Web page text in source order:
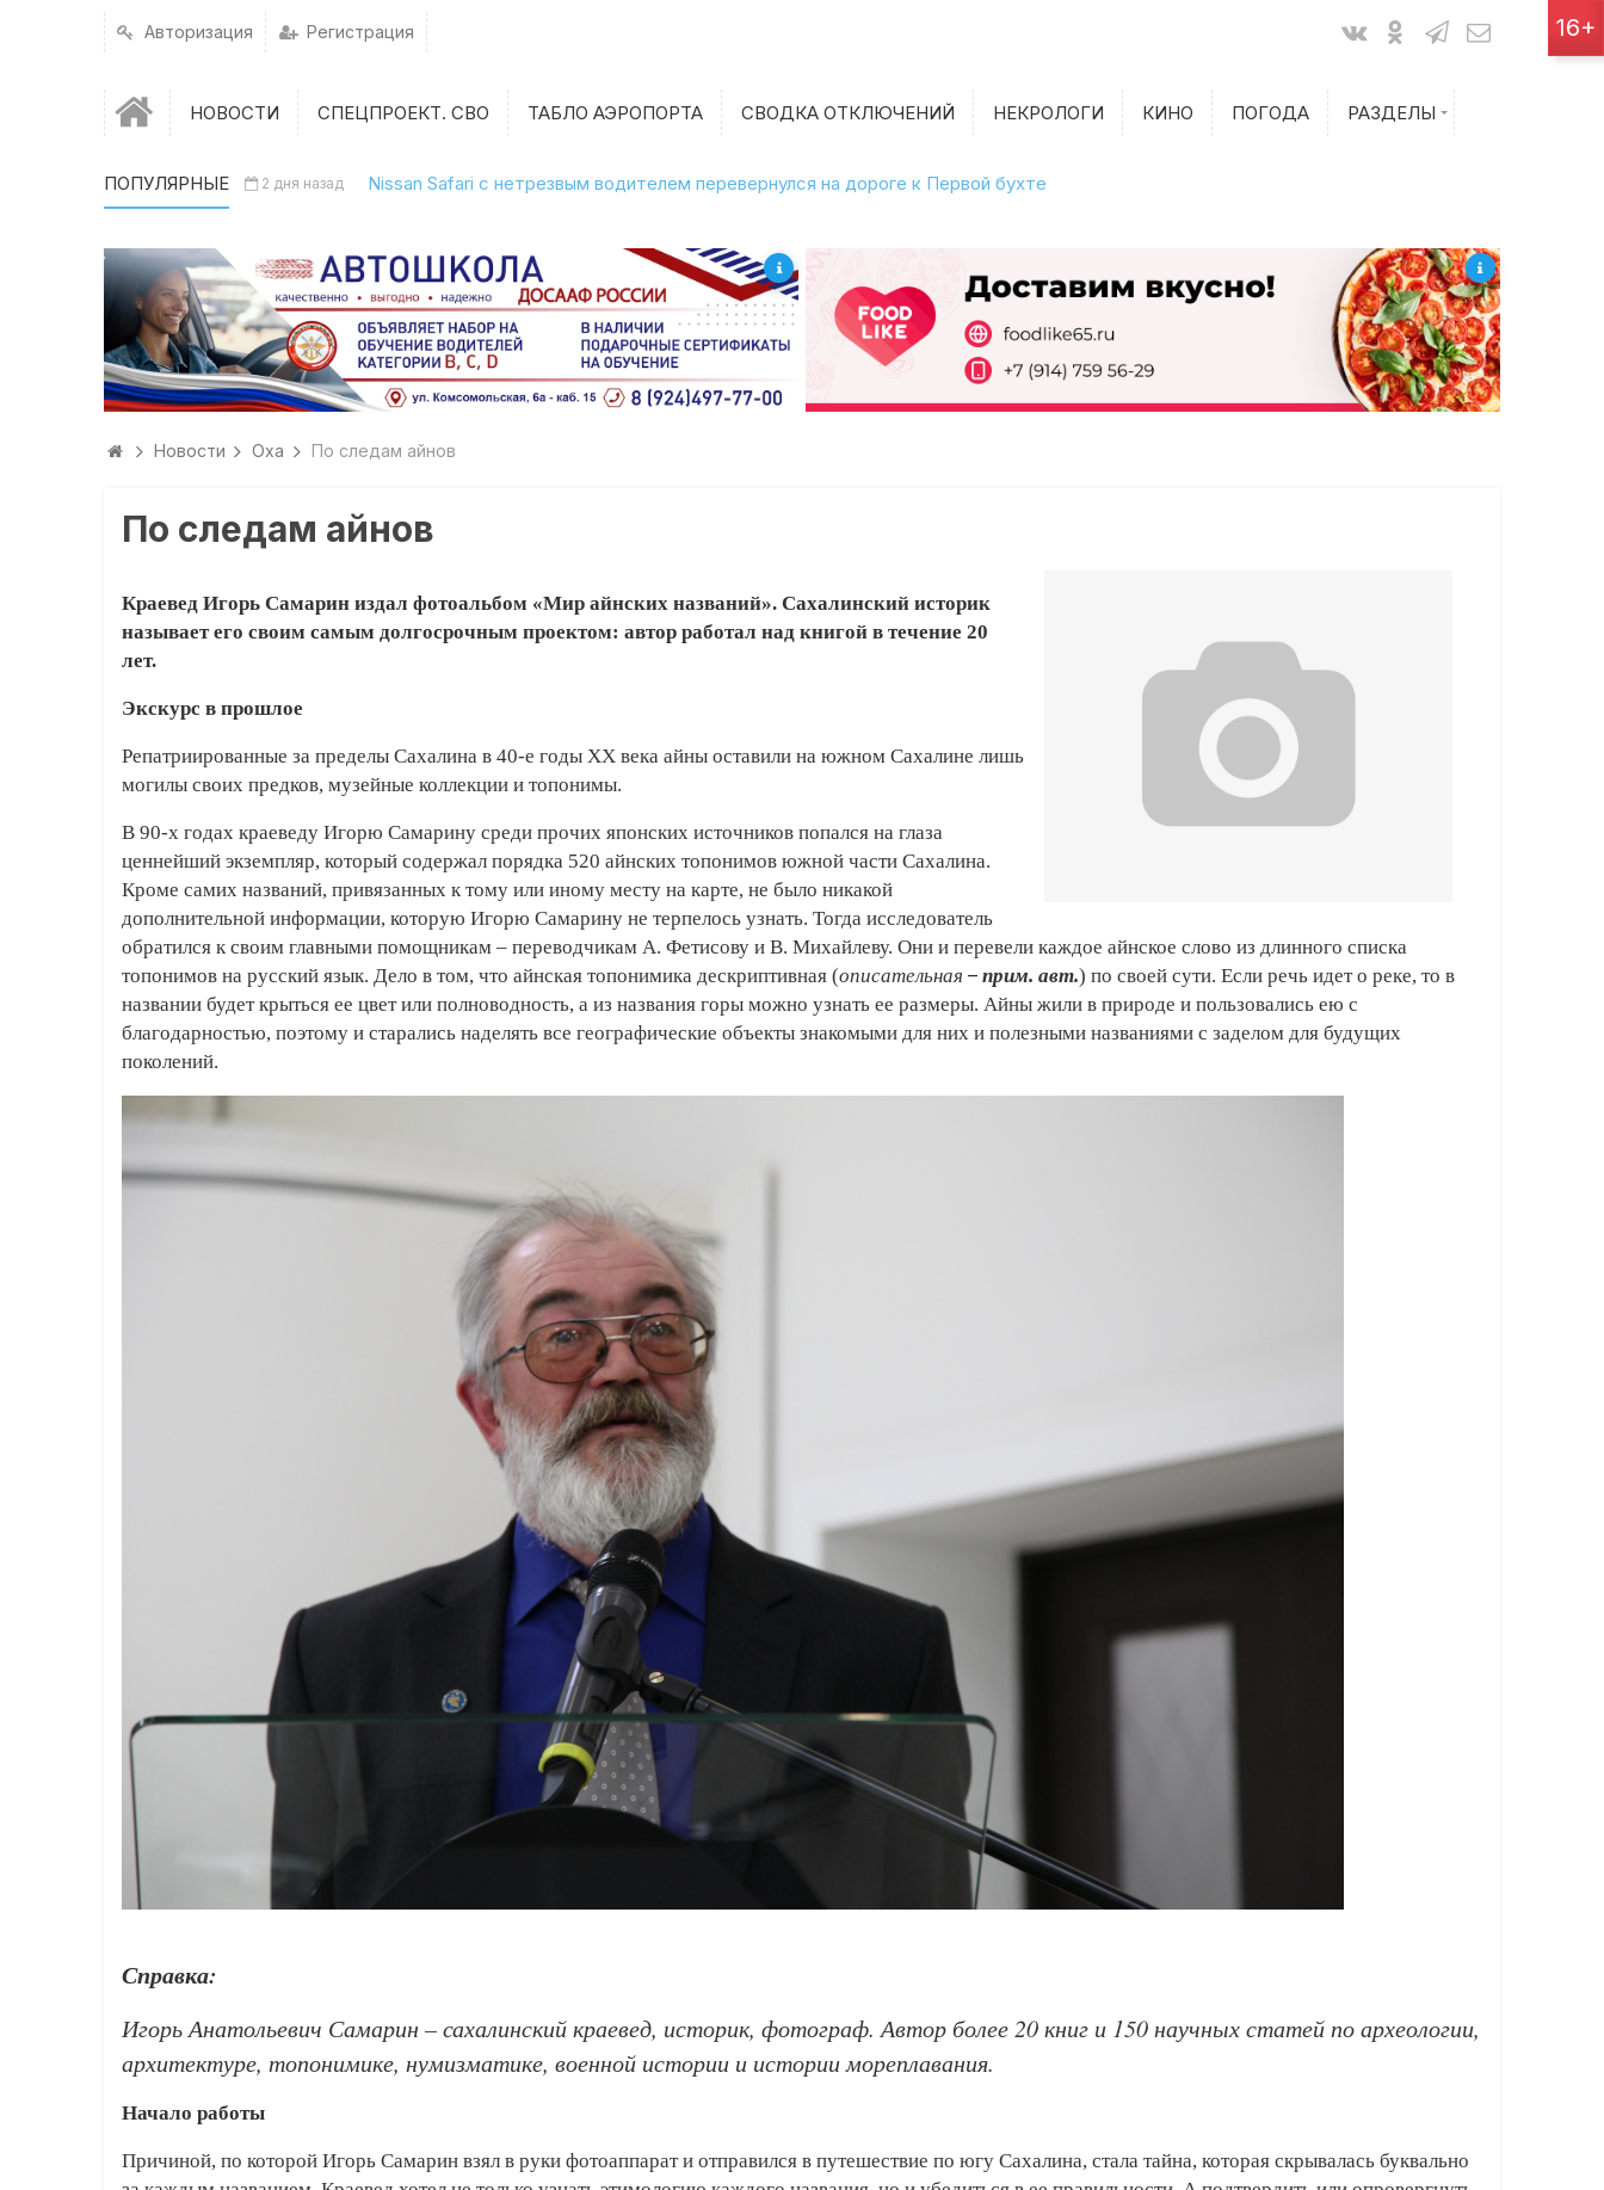
Авторизация Регистрация
НОВОСТИ СПЕЦПРОЕКТ. СВО ТАБЛО АЭРОПОРТА СВОДКА ОТКЛЮЧЕНИЙ НЕКРОЛОГИ КИНО ПОГОДА РАЗДЕЛЫ
Показания счетчиков
Билеты на поезд
ПОПУЛЯРНЫЕ 2 дня назад Nissan Safari с нетрезвым водителем перевернулся на дороге к Первой бухте
Новости Оха По следам айнов
По следам айнов
Краевед Игорь Самарин издал фотоальбом «Мир айнских названий». Сахалинский историк
называет его своим самым долгосрочным проектом: автор работал над книгой в течение 20
лет.
Экскурс в прошлое
Репатриированные за пределы Сахалина в 40-е годы XX века айны оставили на южном Сахалине лишь
могилы своих предков, музейные коллекции и топонимы.
В 90-х годах краеведу Игорю Самарину среди прочих японских источников попался на глаза
ценнейший экземпляр, который содержал порядка 520 айнских топонимов южной части Сахалина.
Кроме самих названий, привязанных к тому или иному месту на карте, не было никакой
дополнительной информации, которую Игорю Самарину не терпелось узнать. Тогда исследователь
обратился к своим главными помощникам – переводчикам А. Фетисову и В. Михайлеву. Они и перевели каждое айнское слово из длинного списка
топонимов на русский язык. Дело в том, что айнская топонимика дескриптивная (описательная– прим. авт.) по своей сути. Если речь идет о реке, то в
названии будет крыться ее цвет или полноводность, а из названия горы можно узнать ее размеры. Айны жили в природе и пользовались ею с
благодарностью, поэтому и старались наделять все географические объекты знакомыми для них и полезными названиями с заделом для будущих
поколений.
Справка:
Игорь Анатольевич Самарин – сахалинский краевед, историк, фотограф. Автор более 20 книг и 150 научных статей по археологии,
архитектуре, топонимике, нумизматике, военной истории и истории мореплавания.
Начало работы
Причиной, по которой Игорь Самарин взял в руки фотоаппарат и отправился в путешествие по югу Сахалина, стала тайна, которая скрывалась буквально
16+